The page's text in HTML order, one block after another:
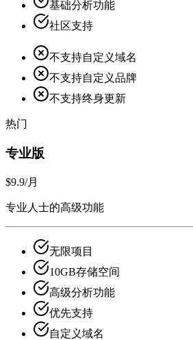
基础分析功能
社区支持
不支持自定义域名
不支持自定义品牌
不支持终身更新
热门
专业版
$9.9/月
专业人士的高级功能
无限项目
10GB存储空间
高级分析功能
优先支持
自定义域名